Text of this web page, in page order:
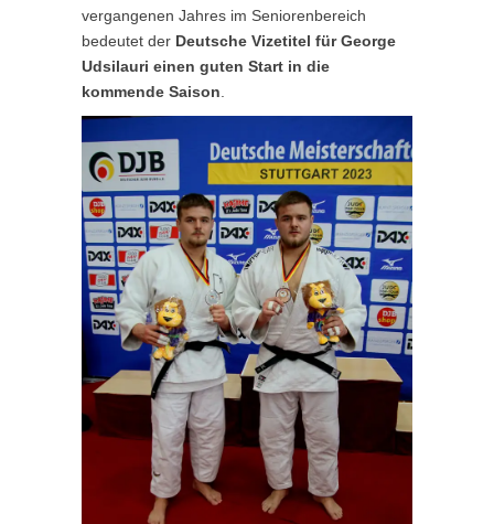
vergangenen Jahres im Seniorenbereich
bedeutet der Deutsche Vizetitel für George
Udsilauri einen guten Start in die
kommende Saison